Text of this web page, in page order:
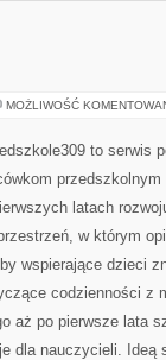
MOŻLIWOŚĆ
to serwis
latach
w którym
wspierające dzieci
codzienności z
aż po pierwsze lata
dla nauczycieli. Ideą